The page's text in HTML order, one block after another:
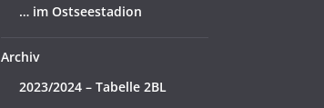
… im Ostseestadion
Archiv
2023/2024 – Tabelle 2BL